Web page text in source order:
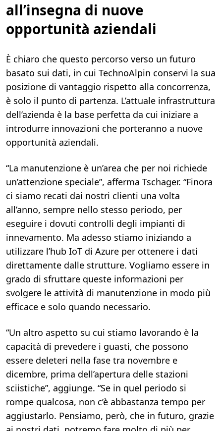
all’insegna di nuove
opportunità aziendali
È chiaro che questo percorso verso un futuro
basato sui dati, in cui TechnoAlpin conservi la sua
posizione di vantaggio rispetto alla concorrenza,
è solo il punto di partenza. L’attuale infrastruttura
dell’azienda è la base perfetta da cui iniziare a
introdurre innovazioni che porteranno a nuove
opportunità aziendali.
“La manutenzione è un’area che per noi richiede
un’attenzione speciale”, afferma Tschager. “Finora
ci siamo recati dai nostri clienti una volta
all’anno, sempre nello stesso periodo, per
eseguire i dovuti controlli degli impianti di
innevamento. Ma adesso stiamo iniziando a
utilizzare l’hub IoT di Azure per ottenere i dati
direttamente dalle strutture. Vogliamo essere in
grado di sfruttare queste informazioni per
svolgere le attività di manutenzione in modo più
efficace e solo quando necessario.
“Un altro aspetto su cui stiamo lavorando è la
capacità di prevedere i guasti, che possono
essere deleteri nella fase tra novembre e
dicembre, prima dell’apertura delle stazioni
sciistiche”, aggiunge. “Se in quel periodo si
rompe qualcosa, non c’è abbastanza tempo per
aggiustarlo. Pensiamo, però, che in futuro, grazie